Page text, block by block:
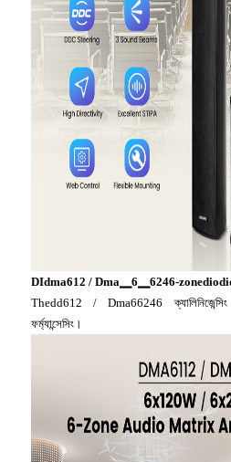
DIdma612 / Dma▁6▁6246-
Thedd612 / Dma66246 ক্যালিনিজেন্সিং
ফর্ম্যান্সেসিং।